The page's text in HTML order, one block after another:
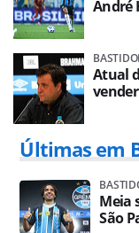
André
Atual
Últimas em
Meia
São